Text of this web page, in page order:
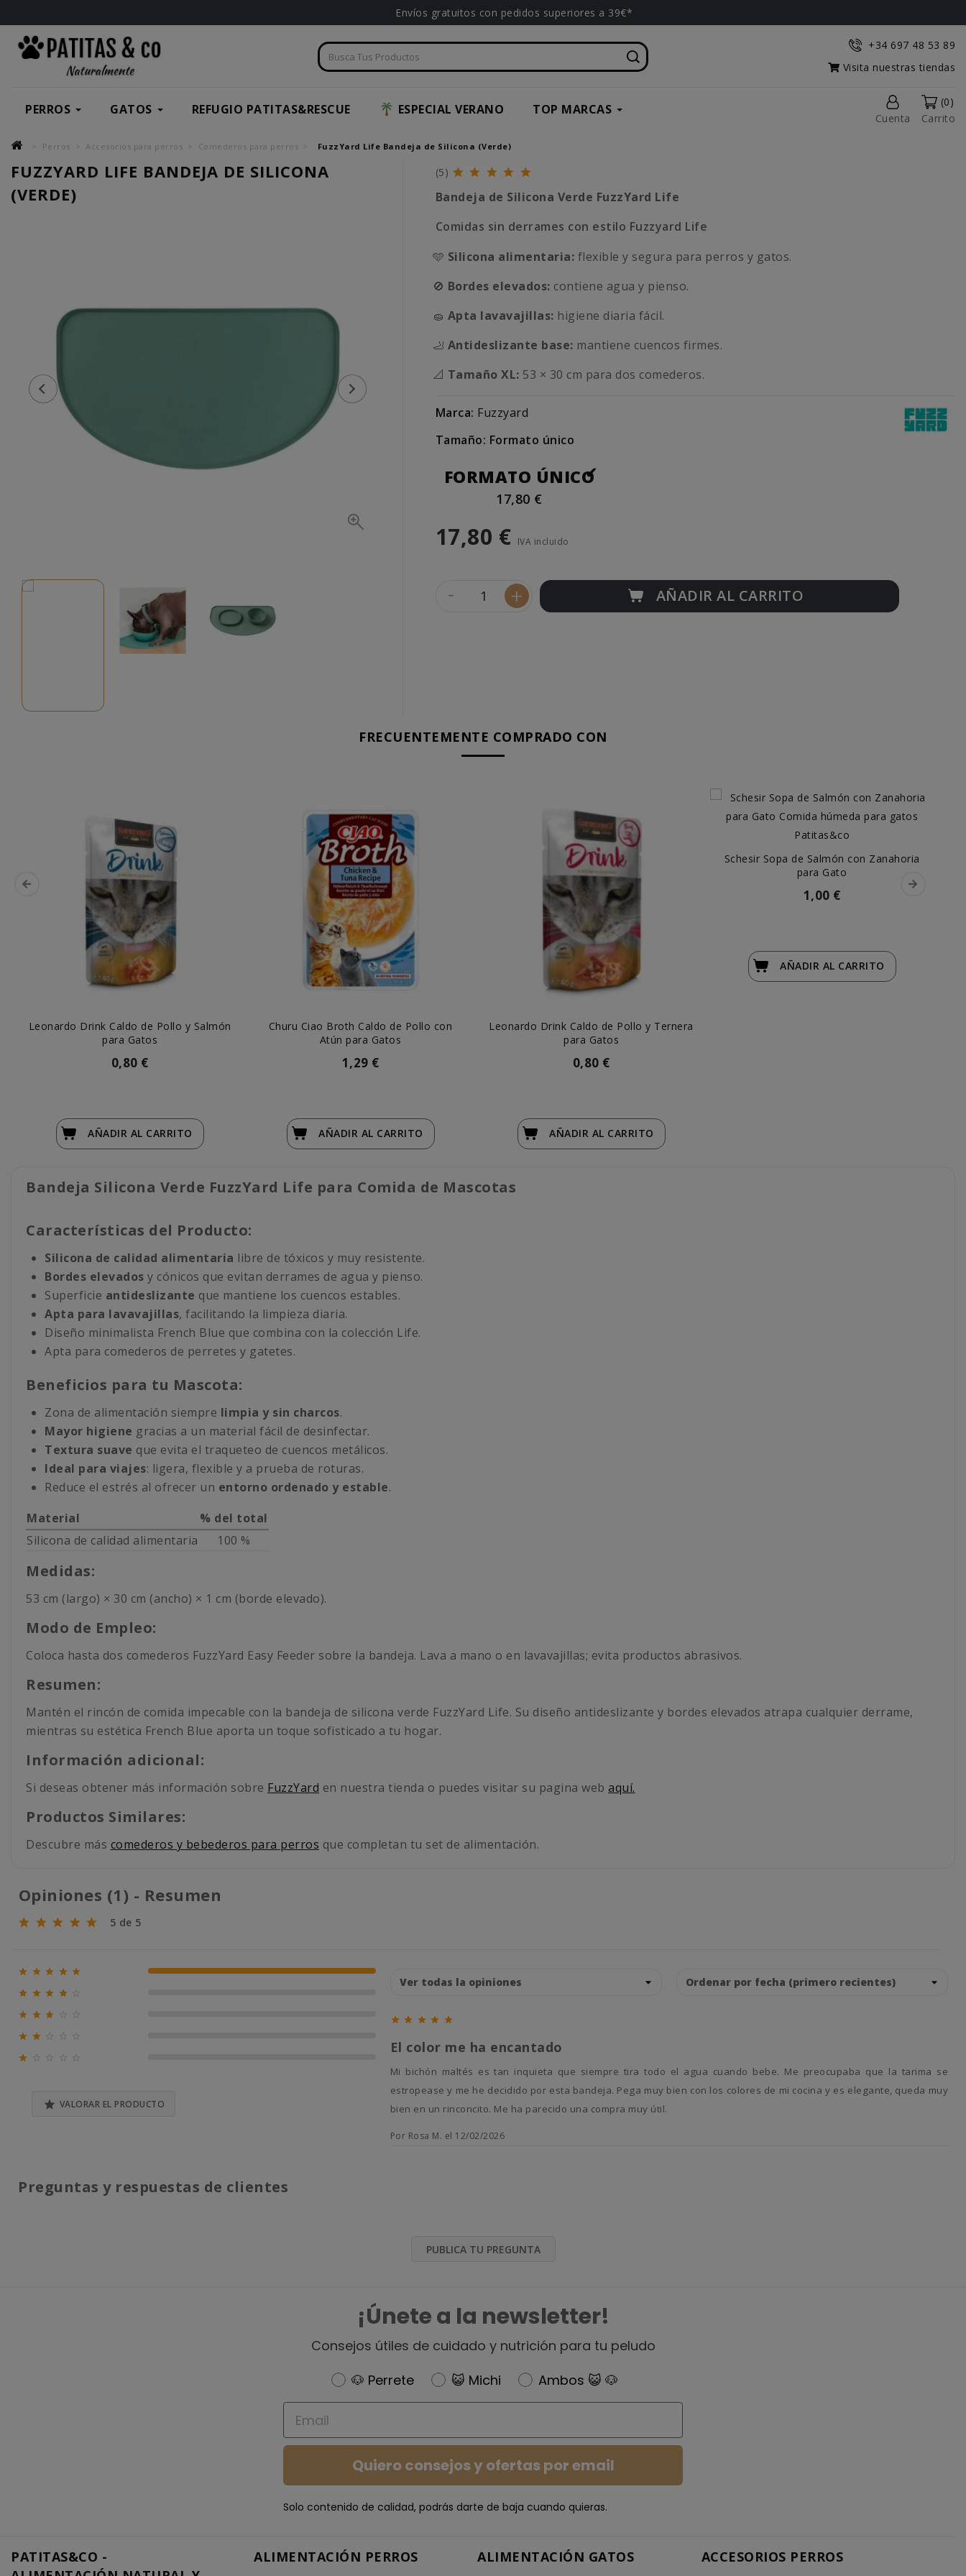
Envíos gratuitos con pedidos superiores a 39€*
+34 697 48 53 89
Visita nuestras tiendas
PERROS GATOS REFUGIO PATITAS&RESCUE ESPECIAL VERANO TOP MARCAS
Cuenta
(0)
Carrito
Perros Accesorios para perros Comederos para perros FuzzYard Life Bandeja de Silicona (Verde)
FUZZYARD LIFE BANDEJA DE SILICONA
(VERDE)
(5)
Bandeja de Silicona Verde FuzzYard Life
Comidas sin derrames con estilo Fuzzyard Life
🩵 Silicona alimentaria: flexible y segura para perros y gatos.
🚫 Bordes elevados: contiene agua y pienso.
🧽 Apta lavavajillas: higiene diaria fácil.
🦶 Antideslizante base: mantiene cuencos firmes.
📐 Tamaño XL: 53 × 30 cm para dos comederos.
Marca: Fuzzyard
Tamaño: Formato único
FORMATO ÚNICO
17,80 €
17,80 € IVA incluido
- + AÑADIR AL CARRITO
FRECUENTEMENTE COMPRADO CON
Leonardo Drink Caldo de Pollo y Salmón
para Gatos
0,80 €
AÑADIR AL CARRITO
Churu Ciao Broth Caldo de Pollo con
Atún para Gatos
1,29 €
AÑADIR AL CARRITO
Leonardo Drink Caldo de Pollo y Ternera
para Gatos
0,80 €
AÑADIR AL CARRITO
Schesir Sopa de Salmón con Zanahoria
para Gato
1,00 €
AÑADIR AL CARRITO
Bandeja Silicona Verde FuzzYard Life para Comida de Mascotas
Características del Producto:
Silicona de calidad alimentaria libre de tóxicos y muy resistente.
Bordes elevados y cónicos que evitan derrames de agua y pienso.
Superficie antideslizante que mantiene los cuencos estables.
Apta para lavavajillas, facilitando la limpieza diaria.
Diseño minimalista French Blue que combina con la colección Life.
Apta para comederos de perretes y gatetes.
Beneficios para tu Mascota:
Zona de alimentación siempre limpia y sin charcos.
Mayor higiene gracias a un material fácil de desinfectar.
Textura suave que evita el traqueteo de cuencos metálicos.
Ideal para viajes: ligera, flexible y a prueba de roturas.
Reduce el estrés al ofrecer un entorno ordenado y estable.
Material
% del total
Silicona de calidad alimentaria
100 %
Medidas:
53 cm (largo) × 30 cm (ancho) × 1 cm (borde elevado).
Modo de Empleo:
Coloca hasta dos comederos FuzzYard Easy Feeder sobre la bandeja. Lava a mano o en lavavajillas; evita productos abrasivos.
Resumen:
Mantén el rincón de comida impecable con la bandeja de silicona verde FuzzYard Life. Su diseño antideslizante y bordes elevados atrapa cualquier derrame,
mientras su estética French Blue aporta un toque sofisticado a tu hogar.
Información adicional:
Si deseas obtener más información sobre FuzzYard en nuestra tienda o puedes visitar su pagina web aquí.
Productos Similares:
Descubre más comederos y bebederos para perros que completan tu set de alimentación.
Opiniones (1) - Resumen
5 de 5
     100% (1)
   
  
 

 VALORAR EL PRODUCTO
    
El color me ha encantado
Mi bichón maltés es tan inquieta que siempre tira todo el agua cuando bebe. Me preocupaba que la tarima se
estropease y me he decidido por esta bandeja. Pega muy bien con los colores de mi cocina y es elegante, queda muy
bien en un rinconcito. Me ha parecido una compra muy útil.
Por Rosa M. el 12/02/2026
Preguntas y respuestas de clientes
PUBLICA TU PREGUNTA
¡Únete a la newsletter!
Consejos útiles de cuidado y nutrición para tu peludo
Newsletter
🐶 Perrete 😺 Michi
Ambos 😺 🐶
Email
Quiero consejos y ofertas por email
Solo contenido de calidad, podrás darte de baja cuando quieras.
PATITAS&CO -
ALIMENTACIÓN PERROS ALIMENTACIÓN GATOS ACCESORIOS PERROS